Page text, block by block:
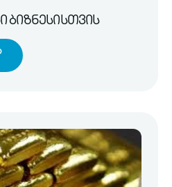
ბიზნესისთვის